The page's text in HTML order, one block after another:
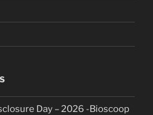
Day – 2026 -Bioscoop